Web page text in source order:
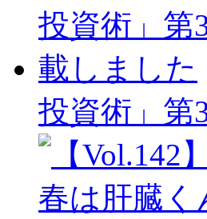
投資術」第